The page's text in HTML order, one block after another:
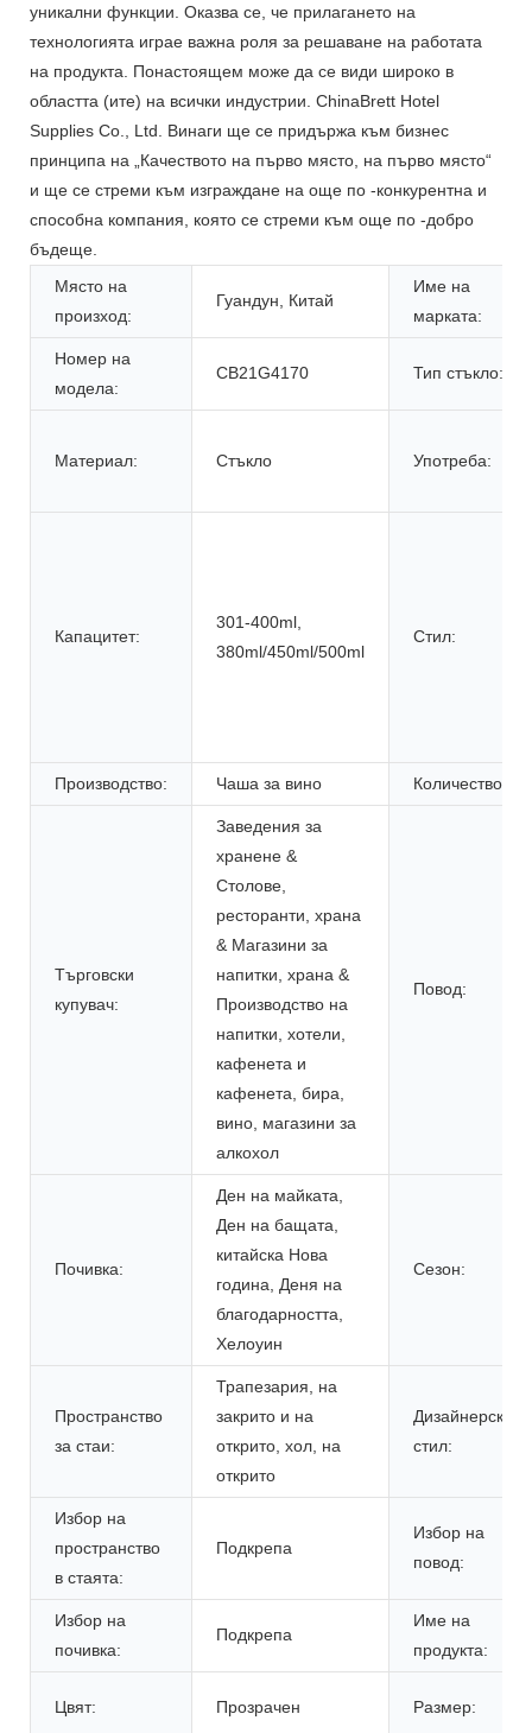
уникални функции. Оказва се, че прилагането на
технологията играе важна роля за решаване на работата
на продукта. Понастоящем може да се види широко в
областта (ите) на всички индустрии. ChinaBrett Hotel
Supplies Co., Ltd. Винаги ще се придържа към бизнес
принципа на „Качеството на първо място, на първо място“
и ще се стреми към изграждане на още по -конкурентна и
способна компания, която се стреми към още по -добро
бъдеще.
Място на
произход:
Гуандун, Китай
Име на
марката:
Номер на
модела:
CB21G4170 Тип стъкло:
Материал: Стъкло Употреба:
Капацитет:
301-400ml,
380ml/450ml/500ml
Стил:
Производство: Чаша за вино Количество:
Търговски
купувач:
Заведения за
хранене &
Столове,
ресторанти, храна
& Магазини за
напитки, храна &
Производство на
напитки, хотели,
кафенета и
кафенета, бира,
вино, магазини за
алкохол
Повод:
Почивка:
Ден на майката,
Ден на бащата,
китайска Нова
година, Деня на
благодарността,
Хелоуин
Сезон:
Пространство
за стаи:
Трапезария, на
закрито и на
открито, хол, на
открито
Дизайнерски
стил:
Избор на
пространство
в стаята:
Подкрепа
Избор на
повод:
Избор на
почивка:
Подкрепа
Име на
продукта:
Цвят: Прозрачен Размер: